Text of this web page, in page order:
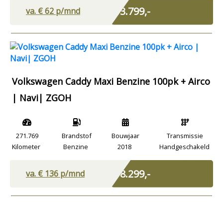
va. €62 p/mnd € 3.799,-
Volkswagen Caddy Maxi Benzine 100pk + Airco
| Navi| ZGOH
271.769
Kilometer
Brandstof
Benzine
Bouwjaar
2018
Transmissie
Handgeschakeld
va. € 136 p/mnd € 8.299,-